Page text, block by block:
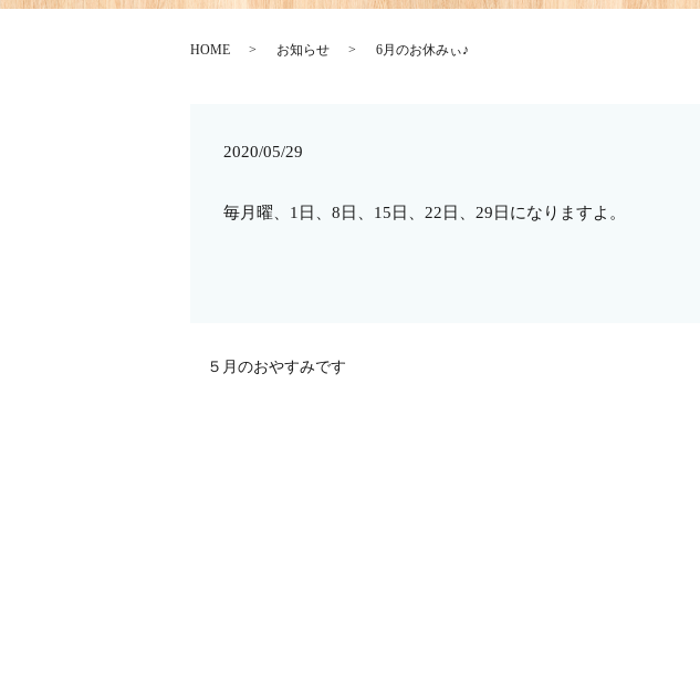
HOME お知らせ 6月のお休みぃ♪
2020/05/29
毎月曜、1日、8日、15日、22日、29日になりますよ。
５月のおやすみです